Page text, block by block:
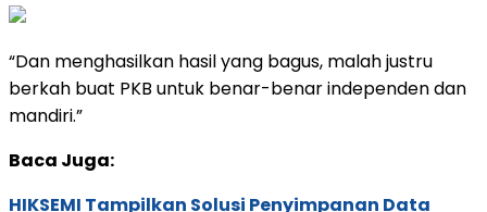
“Dan menghasilkan hasil yang bagus, malah justru
berkah buat PKB untuk benar-benar independen dan
mandiri.”
Baca Juga:
HIKSEMI Tampilkan Solusi Penyimpanan Data